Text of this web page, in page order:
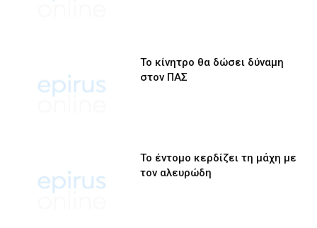
Το κίνητρο θα δώσει δύναμη
στον ΠΑΣ
Το έντομο κερδίζει τη μάχη με
τον αλευρώδη